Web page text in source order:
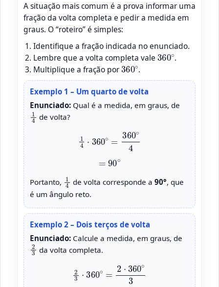
A situação mais comum é a prova informar uma
fração da volta completa e pedir a medida em
graus. O “roteiro” é simples:
Identifique a fração indicada no enunciado.
Lembre que a volta completa vale 360∘
.
Multiplique a fração por360∘
.
Exemplo 1 – Um quarto de volta
Enunciado: Qual é a medida, em graus, de
14
de volta?
360∘4
=90∘
Portanto,
1
de volta corresponde a90°, que
é um ângulo reto.
Exemplo 2 – Dois terços de volta
Enunciado: Calcule a medida, em graus, de
23
da volta completa.
2⋅360∘3